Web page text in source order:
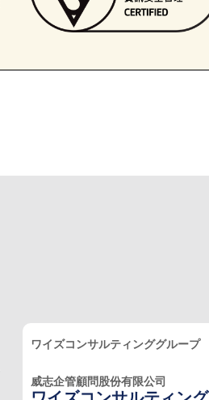
ワイズコンサルティンググループ
威志企管顧問股份有限公司